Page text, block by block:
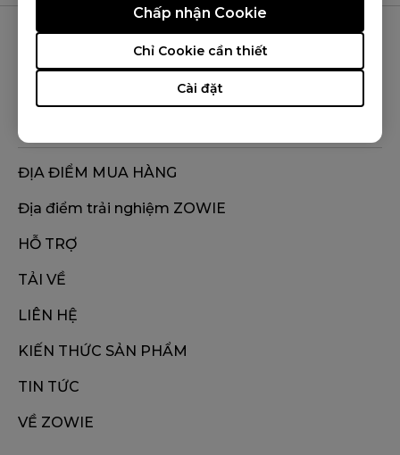
Cài đặt
Chỉ Cookie cần thiết
Chấp nhận Cookie
DIVINA BLUE (M), S1 DIVINA PINK (M), S1-C (M),
S2 (S), S2 DIVINA BLUE (S), S2 DIVINA PINK (S),
S2-C (S), S2-DW, U2, ZA11 (L), ZA11-B (L), ZA11-C
(L), ZA12 (M), ZA12-B (M), ZA12-C (M), ZA13 (S),
THEO DÕI ZOWIE
ĐỊA ĐIỂM MUA HÀNG
Địa điểm trải nghiệm ZOWIE
HỖ TRỢ
TẢI VỀ
LIÊN HỆ
KIẾN THỨC SẢN PHẨM
TIN TỨC
VỀ ZOWIE